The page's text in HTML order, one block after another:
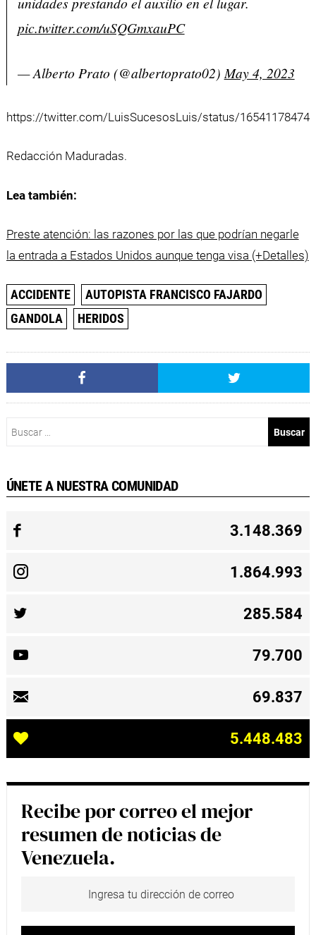
pic.twitter.com/uSQGmxauPC
— Alberto Prato (@albertoprato02)May 4, 2023
https://twitter.com/LuisSucesosLuis/status/
Redacción Maduradas.
Lea también:
Preste atención: las razones por las que podrían negarle
la entrada a Estados Unidos aunque tenga visa (+Detalles)
ACCIDENTE
AUTOPISTA FRANCISCO FAJARDO
GANDOLA
HERIDOS
ÚNETE A NUESTRA COMUNIDAD
3.148.369
1.864.993
285.584
79.700
69.837
5.448.483
Recibe por correo el mejor
resumen de noticias de
Venezuela.